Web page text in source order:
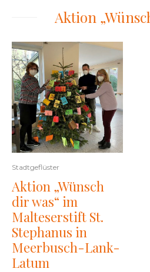
Aktion
Stadtgeflüster
Aktion „Wünsch
dir was“ im
Malteserstift St.
Stephanus in
Meerbusch-Lank-
Latum